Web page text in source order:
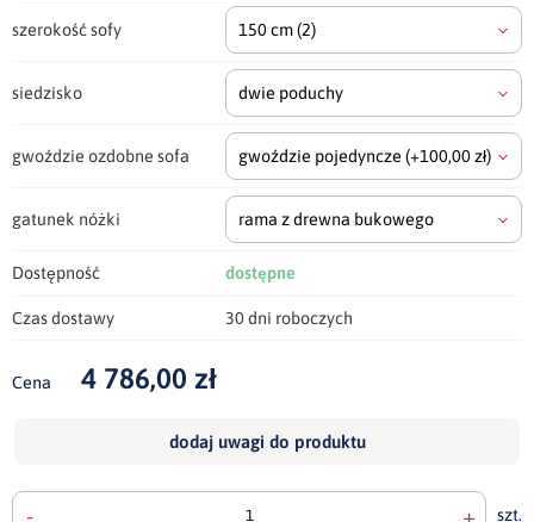
szerokość sofy 150 cm(2)
siedzisko dwie poduchy
gwoździe ozdobne sofa gwoździe pojedyncze (+100,00 zł)
gatunek nóżki rama z drewna bukowego
Dostępność dostępne
Czas dostawy 30 dni roboczych
Cena 4 786,00 zł
dodaj uwagi do produktu
- + szt.